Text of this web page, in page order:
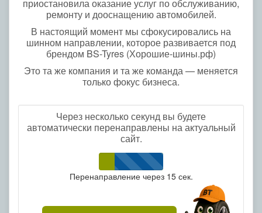
приостановила оказание услуг по обслуживанию,
ремонту и дооснащению автомобилей.
В настоящий момент мы сфокусировались на
шинном направлении, которое развивается под
брендом BS-Tyres (Хорошие-шины.рф)
Это та же компания и та же команда — меняется
только фокус бизнеса.
Через несколько секунд вы будете
автоматически перенаправлены на актуальный
сайт.
Перенаправление через 14сек.